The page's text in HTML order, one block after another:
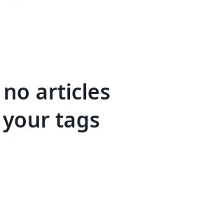
articles
tags